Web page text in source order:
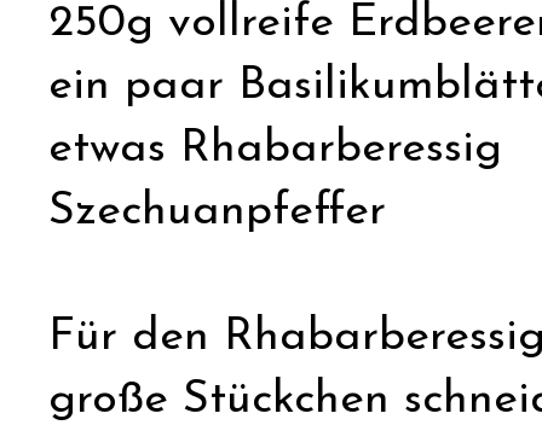
250g vollreife
ein paar
etwas Rhabarberessig
Szechuanpfeffer
Für den
große Stückchen